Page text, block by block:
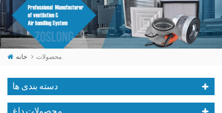
خانه محصولات
دسته بندی ها